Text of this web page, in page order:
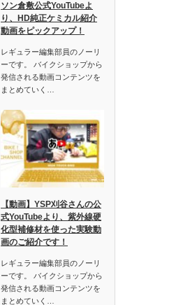
ソン倉敷公式YouTubeよ
り、HD純正ケミカル紹介
動画をピックアップ！
レギュラー編集部員のノーリ
ーです。 バイクショップから
発信される動画コンテンツを
まとめていく…
【動画】YSP刈谷さんの公
式YouTubeより、紫外線硬
化型補修材を使った実験動
画のご紹介です！
レギュラー編集部員のノーリ
ーです。 バイクショップから
発信される動画コンテンツを
まとめていく…